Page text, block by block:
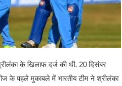
के खिलाफ दर्ज की थी. 20 दिसंबर
के पहले मुकाबले में भारतीय टीम ने श्रीलंका